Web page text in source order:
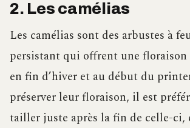
2. Les camélias
Les camélias sont des arbustes à
persistant qui offrent une floraison
en fin d’hiver et au début du
préserver leur floraison, il est
tailler juste après la fin de celle-ci,